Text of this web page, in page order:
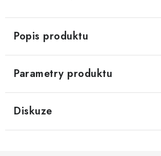
Popis produktu
Parametry produktu
Diskuze